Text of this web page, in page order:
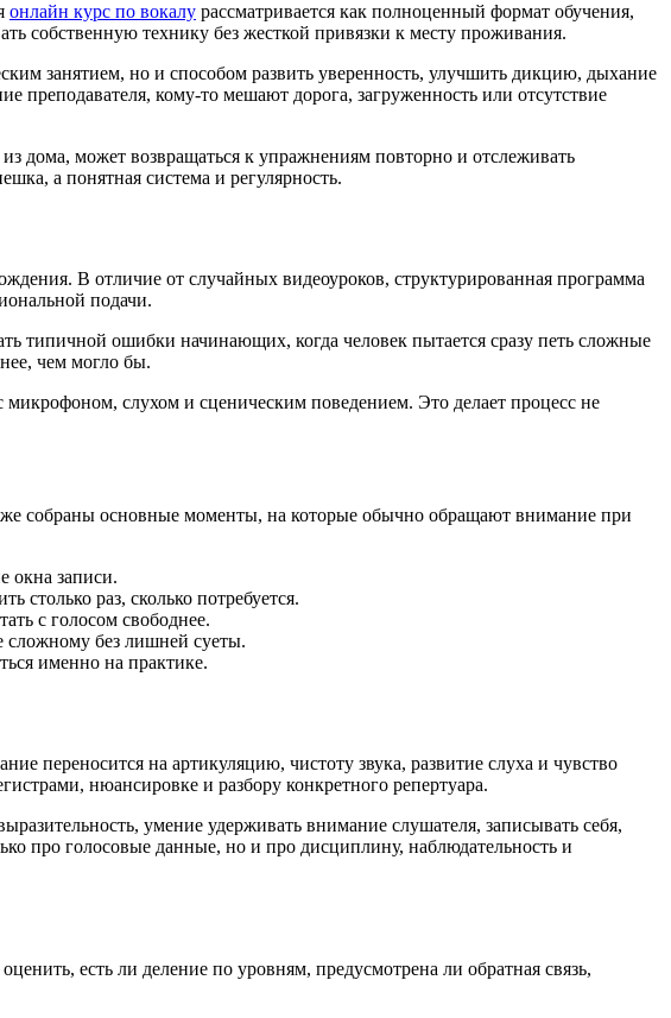
онлайн курс по вокалу рассматривается как полноценный формат обучения,
собственную технику без жесткой привязки к месту проживания.
занятием, но и способом развить уверенность, улучшить дикцию, дыхание
преподавателя, кому-то мешают дорога, загруженность или отсутствие
дома, может возвращаться к упражнениям повторно и отслеживать
а понятная система и регулярность.
В отличие от случайных видеоуроков, структурированная программа
подачи.
типичной ошибки начинающих, когда человек пытается сразу петь сложные
чем могло бы.
слухом и сценическим поведением. Это делает процесс не
собраны основные моменты, на которые обычно обращают внимание при
окна записи.
раз, сколько потребуется.
с голосом свободнее.
сложному без лишней суеты.
именно на практике.
переносится на артикуляцию, чистоту звука, развитие слуха и чувство
нюансировке и разбору конкретного репертуара.
умение удерживать внимание слушателя, записывать себя,
про голосовые данные, но и про дисциплину, наблюдательность и
есть ли деление по уровням, предусмотрена ли обратная связь,